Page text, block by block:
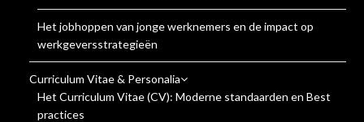
Het jobhoppen van jonge werknemers en de impact op
werkgeversstrategieën
Curriculum Vitae & Personalia
Het Curriculum Vitae (CV): Moderne standaarden en Best
practices